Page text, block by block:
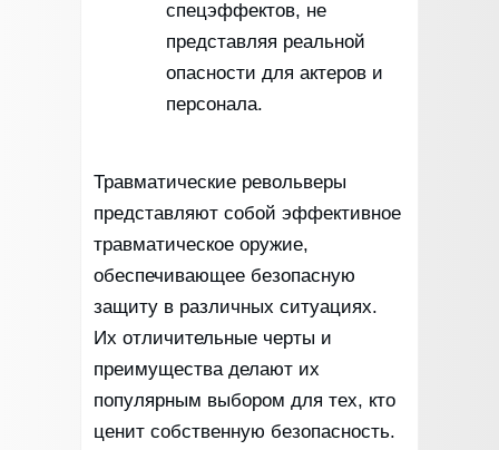
спецэффектов, не
представляя реальной
опасности для актеров и
персонала.
Травматические револьверы
представляют собой эффективное
травматическое оружие,
обеспечивающее безопасную
защиту в различных ситуациях.
Их отличительные черты и
преимущества делают их
популярным выбором для тех, кто
ценит собственную безопасность.